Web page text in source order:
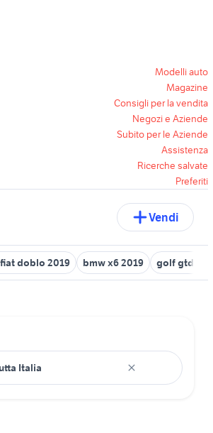
Modelli auto
Magazine
Consigli per la vendita
Negozi e Aziende
Subito per le Aziende
Assistenza
Ricerche salvate
Preferiti
Vendi
doblo 2019 bmw x6 2019 golf gtd 2019